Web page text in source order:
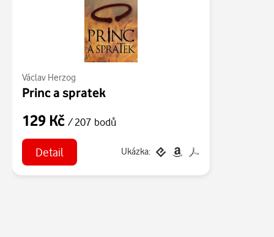
Václav Herzog
Princ a spratek
129 Kč / 207 bodů
Detail Ukázka: